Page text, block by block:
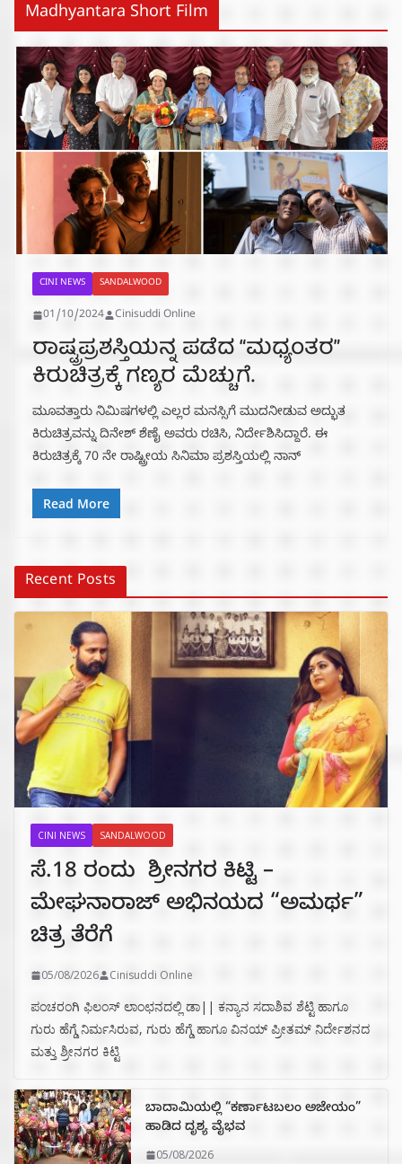
Madhyantara Short Film
CINI NEWS SANDALWOOD
01/10/2024 Cinisuddi Online
ರಾಷ್ಟ್ರಪ್ರಶಸ್ತಿಯನ್ನ ಪಡೆದ “ಮಧ್ಯಂತರ”
ಕಿರುಚಿತ್ರಕ್ಕೆ ಗಣ್ಯರ ಮೆಚ್ಚುಗೆ.
ಮೂವತ್ತಾರು ನಿಮಿಷಗಳಲ್ಲಿ ಎಲ್ಲರ ಮನಸ್ಸಿಗೆ ಮುದನೀಡುವ ಅದ್ಭುತ
ಕಿರುಚಿತ್ರವನ್ನು ದಿನೇಶ್ ಶೆಣೈ ಅವರು ರಚಿಸಿ, ನಿರ್ದೇಶಿಸಿದ್ದಾರೆ. ಈ
ಕಿರುಚಿತ್ರಕ್ಕೆ 70 ನೇ ರಾಷ್ಟ್ರೀಯ ಸಿನಿಮಾ ಪ್ರಶಸ್ತಿಯಲ್ಲಿ ನಾನ್
Read More
Recent Posts
CINI NEWS SANDALWOOD
ಸೆ.18 ರಂದು ಶ್ರೀನಗರ ಕಿಟ್ಟಿ –
ಮೇಘನಾರಾಜ್ ಅಭಿನಯದ “ಅಮರ್ಥ”
ಚಿತ್ರ ತೆರೆಗೆ
05/08/2026 Cinisuddi Online
ಪಂಚರಂಗಿ ಫಿಲಂಸ್ ಲಾಂಛನದಲ್ಲಿ ಡಾ|| ಕನ್ಯಾನ ಸದಾಶಿವ ಶೆಟ್ಟಿ ಹಾಗೂ
ಗುರು ಹೆಗ್ಡೆ ನಿರ್ಮಸಿರುವ, ಗುರು ಹೆಗ್ಡೆ ಹಾಗೂ ವಿನಯ್ ಪ್ರೀತಮ್ ನಿರ್ದೇಶನದ
ಮತ್ತು ಶ್ರೀನಗರ ಕಿಟ್ಟಿ
ಬಾದಾಮಿಯಲ್ಲಿ “ಕರ್ಣಾಟಬಲಂ ಅಜೇಯಂ”
ಹಾಡಿದ ದೃಶ್ಯ ವೈಭವ
05/08/2026